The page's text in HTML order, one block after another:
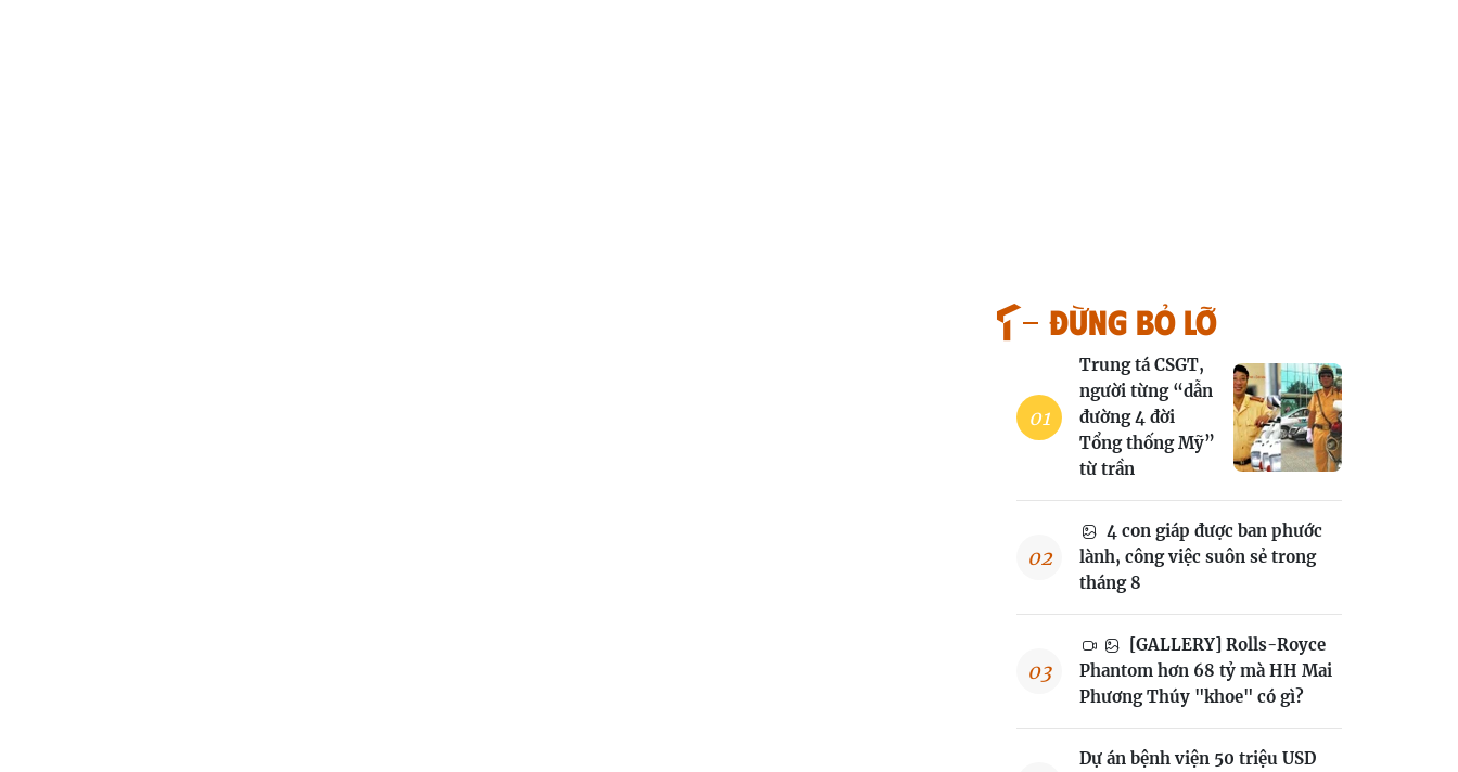
Đừng bỏ lỡ
Trung tá CSGT,
người từng “dẫn
đường 4 đời
Tổng thống Mỹ”
từ trần
4 con giáp được ban phước
lành, công việc suôn sẻ trong
tháng 8
[GALLERY] Rolls-Royce
Phantom hơn 68 tỷ mà HH Mai
Phương Thúy "khoe" có gì?
Dự án bệnh viện 50 triệu USD